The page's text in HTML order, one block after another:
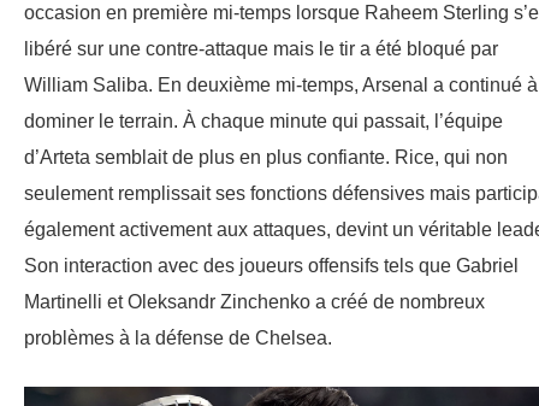
occasion en première mi-temps lorsque Raheem Sterling
libéré sur une contre-attaque mais le tir a été bloqué par
William Saliba. En deuxième mi-temps, Arsenal a continué à
dominer le terrain. À chaque minute qui passait, l’équipe
d’Arteta semblait de plus en plus confiante. Rice, qui non
seulement remplissait ses fonctions défensives mais
également activement aux attaques, devint un véritable
Son interaction avec des joueurs offensifs tels que Gabriel
Martinelli et Oleksandr Zinchenko a créé de nombreux
problèmes à la défense de Chelsea.